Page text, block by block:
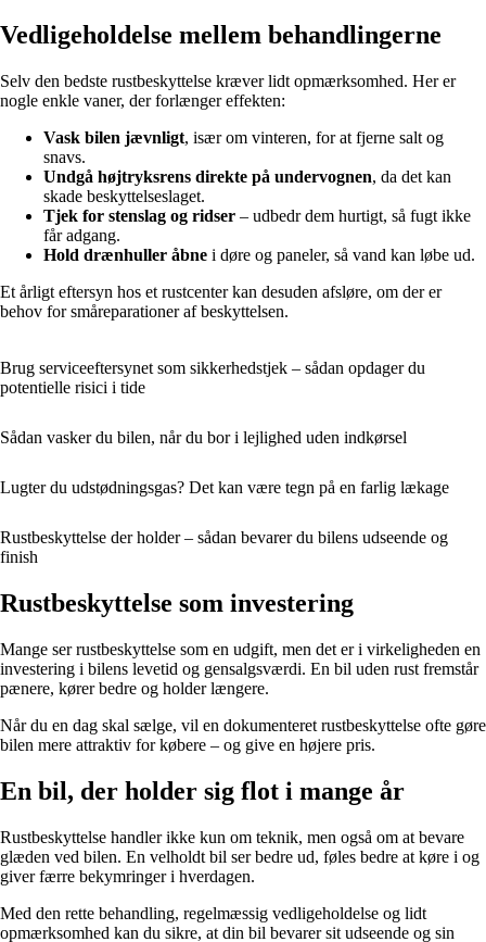
Vedligeholdelse mellem behandlingerne
Selv den bedste rustbeskyttelse kræver lidt opmærksomhed. Her er
nogle enkle vaner, der forlænger effekten:
Vask bilen jævnligt, især om vinteren, for at fjerne salt og
snavs.
Undgå højtryksrens direkte på undervognen, da det kan
skade beskyttelseslaget.
Tjek for stenslag og ridser – udbedr dem hurtigt, så fugt ikke
får adgang.
Hold drænhuller åbne i døre og paneler, så vand kan løbe ud.
Et årligt eftersyn hos et rustcenter kan desuden afsløre, om der er
behov for småreparationer af beskyttelsen.
Brug serviceeftersynet som sikkerhedstjek – sådan opdager du
potentielle risici i tide
Sådan vasker du bilen, når du bor i lejlighed uden indkørsel
Lugter du udstødningsgas? Det kan være tegn på en farlig lækage
Rustbeskyttelse der holder – sådan bevarer du bilens udseende og
finish
Rustbeskyttelse som investering
Mange ser rustbeskyttelse som en udgift, men det er i virkeligheden en
investering i bilens levetid og gensalgsværdi. En bil uden rust fremstår
pænere, kører bedre og holder længere.
Når du en dag skal sælge, vil en dokumenteret rustbeskyttelse ofte gøre
bilen mere attraktiv for købere – og give en højere pris.
En bil, der holder sig flot i mange år
Rustbeskyttelse handler ikke kun om teknik, men også om at bevare
glæden ved bilen. En velholdt bil ser bedre ud, føles bedre at køre i og
giver færre bekymringer i hverdagen.
Med den rette behandling, regelmæssig vedligeholdelse og lidt
opmærksomhed kan du sikre, at din bil bevarer sit udseende og sin